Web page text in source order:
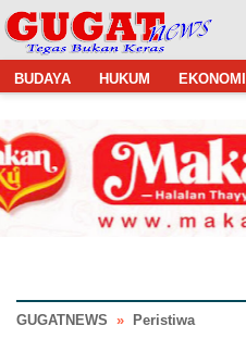
BUDAYA HUKUM EKONOMI
GUGATNEWS » Peristiwa